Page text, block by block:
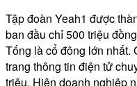
Tập đoàn Yeah1 được
ban đầu chỉ 500 triệu
Tống là cổ đông lớn nhất.
trang thông tin điện tử
triệu. Hiện doanh nghiệp